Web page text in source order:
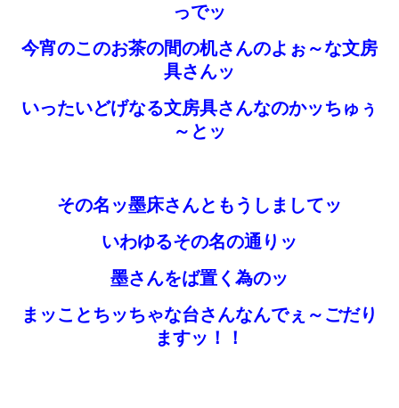
っでッ
今宵のこのお茶の間の机さんのよぉ～な文房
具さんッ
いったいどげなる文房具さんなのかッちゅぅ
～とッ
その名ッ墨床さんともうしましてッ
いわゆるその名の通りッ
墨さんをば置く為のッ
まッことちッちゃな台さんなんでぇ～ごだり
ますッ！！